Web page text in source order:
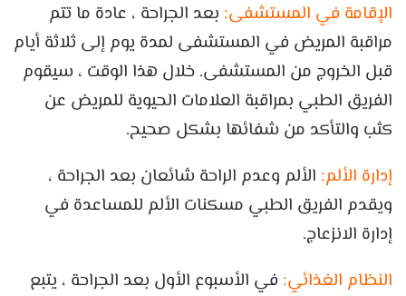
الإقامة في المستشفى: بعد الجراحة ، عادة ما تتم
مراقبة المريض في المستشفى لمدة يوم إلى ثلاثة أيام
قبل الخروج من المستشفى. خلال هذا الوقت ، سيقوم
الفريق الطبي بمراقبة العلامات الحيوية للمريض عن
كثب والتأكد من شفائها بشكل صحيح.
إدارة الألم: الألم وعدم الراحة شائعان بعد الجراحة ،
ويقدم الفريق الطبي مسكنات الألم للمساعدة في
إدارة الانزعاج.
النظام الغذائي: في الأسبوع الأول بعد الجراحة ، يتبع